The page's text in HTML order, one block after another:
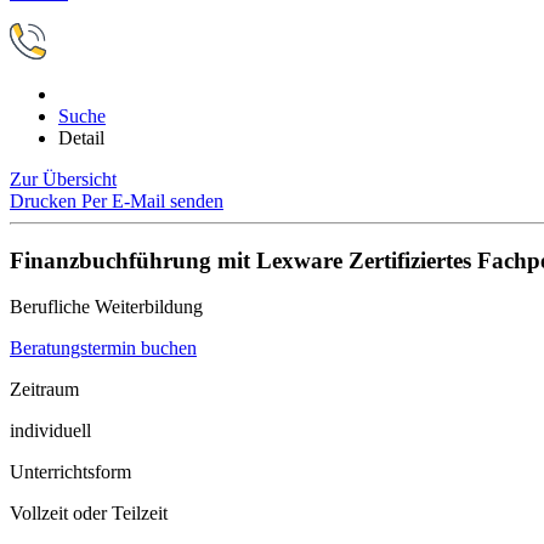
Suche
Detail
Zur Übersicht
Drucken Per E-Mail senden
Finanzbuchführung mit Lexware Zertifiziertes
Berufliche Weiterbildung
Beratungstermin buchen
Zeitraum
individuell
Unterrichtsform
Vollzeit oder Teilzeit